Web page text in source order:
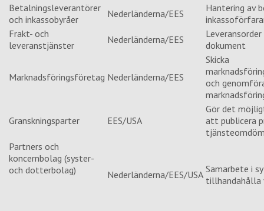
Betalningsleverantörer
och inkassobyråer
Nederländerna/EES
Hantering av
Frakt- och
leveranstjänster
Nederländerna/EES
dokument
Marknadsföringsföretag Nederländerna/EES
Skicka
och
Granskningsparter EES/USA
Gör det
att publicera
Partners och
koncernbolag (syster-
och dotterbolag)
Nederländerna/EES/USA Samarbete i
tillhandahålla